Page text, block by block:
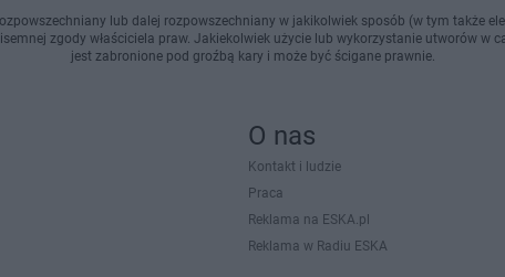
lub dalej rozpowszechniany w jakikolwiek sposób (w tym także
zgody właściciela praw. Jakiekolwiek użycie lub wykorzystanie utworów w
jest zabronione pod groźbą kary i może być ścigane prawnie.
O nas
Kontakt i ludzie
Praca
Reklama na ESKA.pl
Reklama w Radiu ESKA